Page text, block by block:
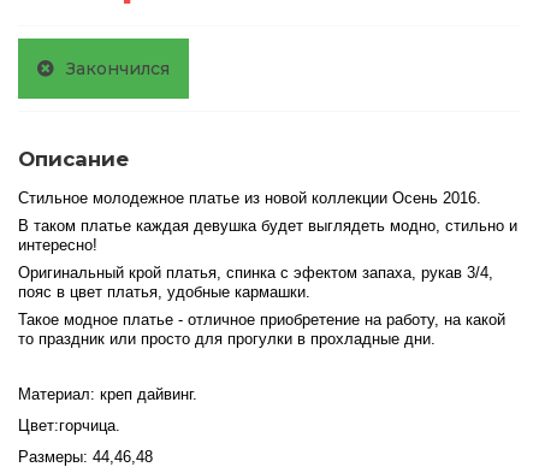
Закончился
Описание
Стильное молодежное платье из новой коллекции Осень 2016.
В таком платье каждая девушка будет выглядеть модно, стильно и
интересно!
Оригинальный крой платья, спинка с эфектом запаха, рукав 3/4,
пояс в цвет платья, удобные кармашки.
Такое модное платье - отличное приобретение на работу, на какой
то праздник или просто для прогулки в прохладные дни.
Материал: креп дайвинг.
Цвет:горчица.
Размеры: 44,46,48